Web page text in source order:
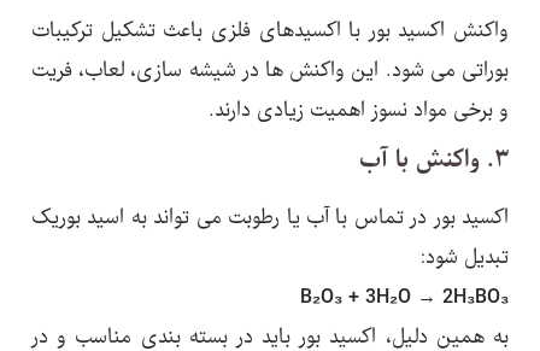
واکنش اکسید بور با اکسیدهای فلزی باعث تشکیل ترکیبات
بوراتی می شود. این واکنش ها در شیشه سازی، لعاب، فریت
و برخی مواد نسوز اهمیت زیادی دارند.
اکسید بور در تماس با آب یا رطوبت می تواند به اسید بوریک
تبدیل شود:
B₂O₃ + 3H₂O → 2H₃BO₃
به همین دلیل، اکسید بور باید در بسته بندی مناسب و در